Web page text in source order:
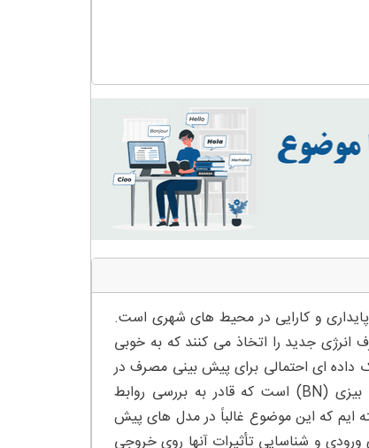
و کارایی در محیط های شهری است.
جدید را اتخاذ می کنند که به خوبی
ای احتمالی برای پیش بینی مصرف در
ساختمان های مسکونی پیشنهاد داده ایم. این مدل مبتنی بر چارچوب شبکه بیزی (BN) است که قادر به بررسی روابط
ایم که این موضوع غالباً در مدل های پیش
ورودی و شناسایی تأثیرات آنها روی خروجی